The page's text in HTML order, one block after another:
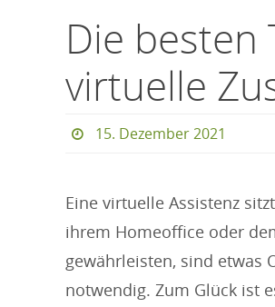
Die besten
virtuelle
15. Dezember 2021
Eine virtuelle Assistenz
ihrem Homeoffice oder
gewährleisten, sind etwas
notwendig. Zum Glück ist